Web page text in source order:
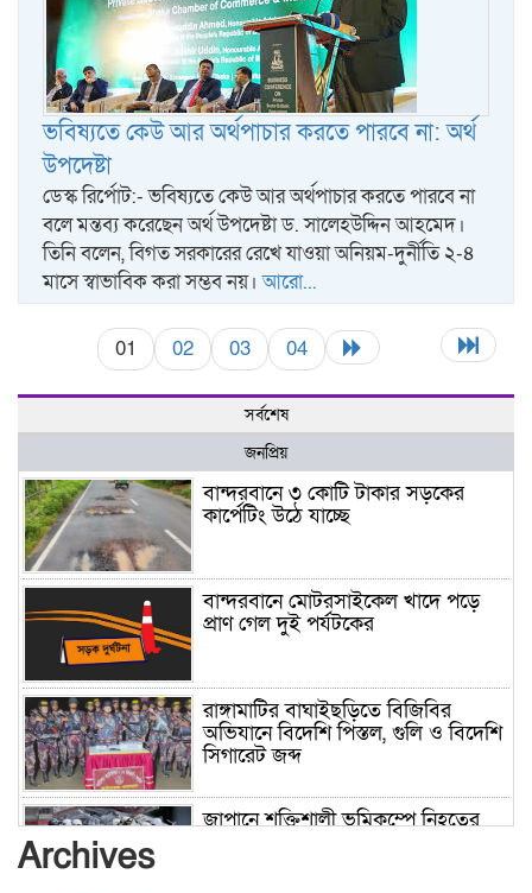
ভবিষ্যতে কেউ আর অর্থপাচার করতে পারবে না: অর্থ
উপদেষ্টা
ডেস্ক রির্পোট:- ভবিষ্যতে কেউ আর অর্থপাচার করতে পারবে না
বলে মন্তব্য করেছেন অর্থ উপদেষ্টা ড. সালেহউদ্দিন আহমেদ।
তিনি বলেন, বিগত সরকারের রেখে যাওয়া অনিয়ম-দুর্নীতি ২-৪
মাসে স্বাভাবিক করা সম্ভব নয়।আরো...
01 02 03 04
সর্বশেষ
জনপ্রিয়
বান্দরবানে ৩ কোটি টাকার সড়কের
কার্পেটিং উঠে যাচ্ছে
বান্দরবানে মোটরসাইকেল খাদে পড়ে
প্রাণ গেল দুই পর্যটকের
রাঙ্গামাটির বাঘাইছড়িতে বিজিবির
অভিযানে বিদেশি পিস্তল, গুলি ও বিদেশি
সিগারেট জব্দ
জাপানে শক্তিশালী ভূমিকম্পে নিহতের
Archives